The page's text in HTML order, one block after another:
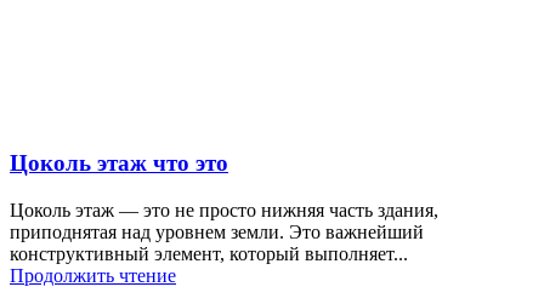
Цоколь этаж что это
Цоколь этаж — это не просто нижняя часть здания,
приподнятая над уровнем земли. Это важнейший
конструктивный элемент, который выполняет...
Продолжить чтение